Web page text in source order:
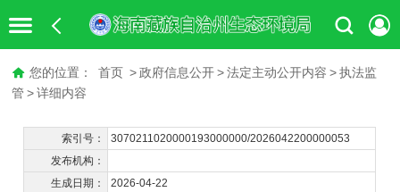
您的位置： 首页 > 政府信息公开 > 法定主动公开内容 > 执法监
管 > 详细内容
索引号：
3070211020000193000000/2026042200000053
发布机构：
生成日期：
2026-04-22